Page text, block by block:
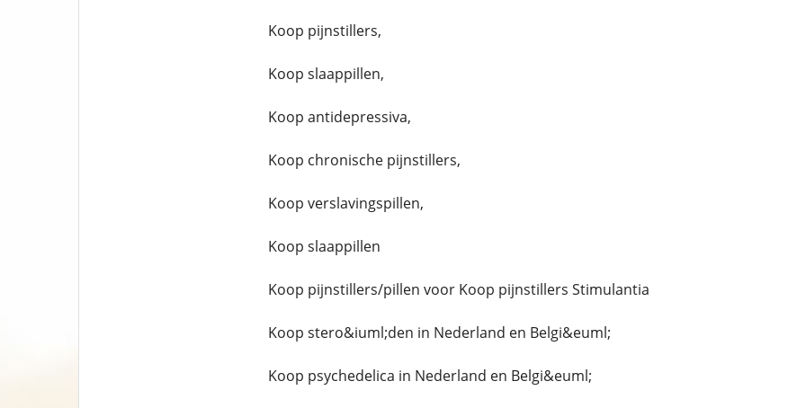
Koop pijnstillers,
Koop slaappillen,
Koop antidepressiva,
Koop chronische pijnstillers,
Koop verslavingspillen,
Koop slaappillen
Koop pijnstillers/pillen voor Koop pijnstillers Stimulantia
Koop stero&iuml;den in Nederland en Belgi&euml;
Koop psychedelica in Nederland en Belgi&euml;